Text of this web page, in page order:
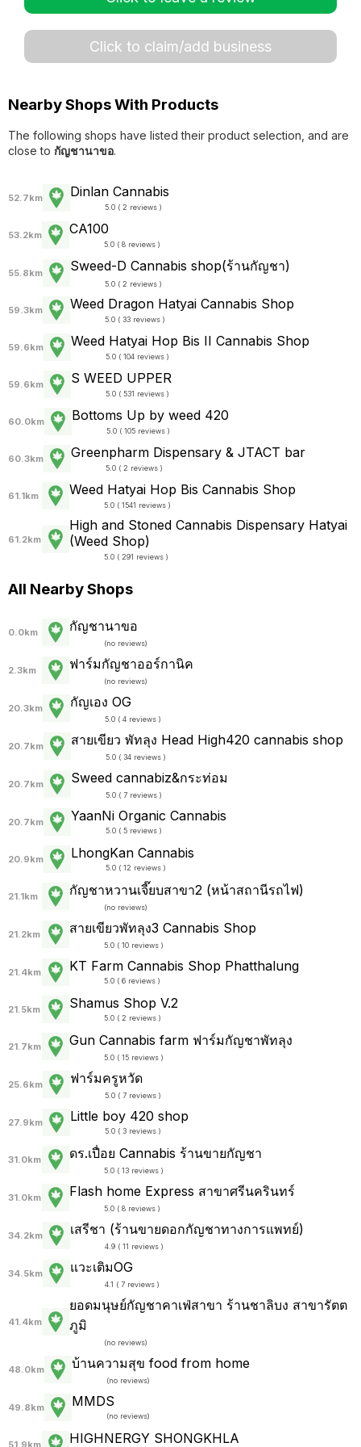
Click to claim/add business
Nearby Shops With Products
The following shops have listed their product selection, and are
close to กัญชานาขอ.
52.7km Dinlan Cannabis
5.0 ( 2 reviews )
53.2km CA100
5.0 ( 8 reviews )
55.8km Sweed-D Cannabis shop(ร้านกัญชา)
5.0 ( 2 reviews )
59.3km Weed Dragon Hatyai Cannabis Shop
5.0 ( 33 reviews )
59.6km Weed Hatyai Hop Bis II Cannabis Shop
5.0 ( 104 reviews )
59.6km S WEED UPPER
5.0 ( 531 reviews )
60.0km Bottoms Up by weed 420
5.0 ( 105 reviews )
60.3km Greenpharm Dispensary & JTACT bar
5.0 ( 2 reviews )
61.1km Weed Hatyai Hop Bis Cannabis Shop
5.0 ( 1541 reviews )
61.2km
High and Stoned Cannabis Dispensary Hatyai
(Weed Shop)
5.0 ( 291 reviews )
All Nearby Shops
0.0km กัญชานาขอ
(no reviews)
2.3km ฟาร์มกัญชาออร์กานิค
(no reviews)
20.3km กัญเอง OG
5.0 ( 4 reviews )
20.7km สายเขียว พัทลุง Head High420 cannabis shop
5.0 ( 34 reviews )
20.7km Sweed cannabiz&กระท่อม
5.0 ( 7 reviews )
20.7km YaanNi Organic Cannabis
5.0 ( 5 reviews )
20.9km LhongKan Cannabis
5.0 ( 12 reviews )
21.1km กัญชาหวานเจี๊ยบสาขา2 (หน้าสถานีรถไฟ)
(no reviews)
21.2km สายเขียวพัทลุง3 Cannabis Shop
5.0 ( 10 reviews )
21.4km KT Farm Cannabis Shop Phatthalung
5.0 ( 6 reviews )
21.5km Shamus Shop V.2
5.0 ( 2 reviews )
21.7km Gun Cannabis farm ฟาร์มกัญชาพัทลุง
5.0 ( 15 reviews )
25.6km ฟาร์มครูหวัด
5.0 ( 7 reviews )
27.9km Little boy 420 shop
5.0 ( 3 reviews )
31.0km ดร.เปื่อย Cannabis ร้านขายกัญชา
5.0 ( 13 reviews )
31.0km Flash home Express สาขาศรีนครินทร์
5.0 ( 8 reviews )
34.2km เสรีชา (ร้านขายดอกกัญชาทางการแพทย์)
4.9 ( 11 reviews )
34.5km แวะเติมOG
4.1 ( 7 reviews )
41.4km
ยอดมนุษย์กัญชาคาเฟ่สาขา ร้านชาลิบง สาขารัตต
ภูมิ
(no reviews)
48.0km บ้านความสุข food from home
(no reviews)
49.8km MMDS
(no reviews)
51.9km HIGHNERGY SHONGKHLA